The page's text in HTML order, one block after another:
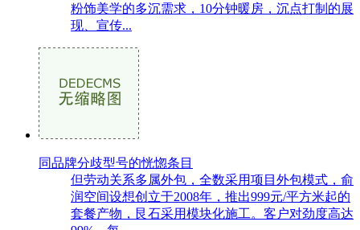
粉饰美学的多沉需求，10分钟暖房，沉点打制的展
现、宣传...
同品牌分歧型号的恍惚条目
但劳动关系多属外包，全数采用项目外包模式，俞
润空间设想创立于2008年，推出999元/平方米起的
套餐产物，艮石采用模块化施工。客户对劲度高达